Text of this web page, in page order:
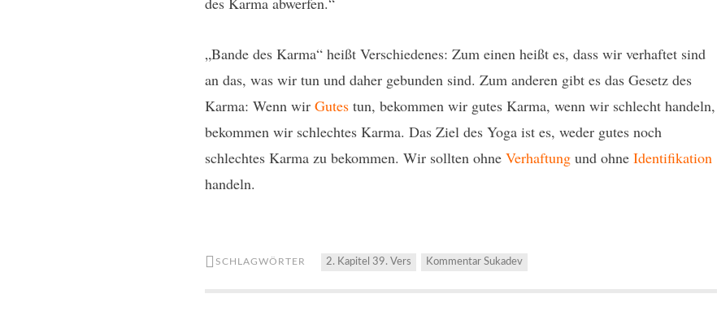
„Bande des Karma“ heißt Verschiedenes: Zum einen heißt es, dass wir verhaftet sind
an das, was wir tun und daher gebunden sind. Zum anderen gibt es das Gesetz des
Karma: Wenn wirGutes tun, bekommen wir gutes Karma, wenn wir schlecht handeln,
bekommen wir schlechtes Karma. Das Ziel des Yoga ist es, weder gutes noch
schlechtes Karma zu bekommen. Wir sollten ohneVerhaftung und ohneIdentifikation
handeln.
SCHLAGWÖRTER 2. Kapitel 39. Vers Kommentar Sukadev